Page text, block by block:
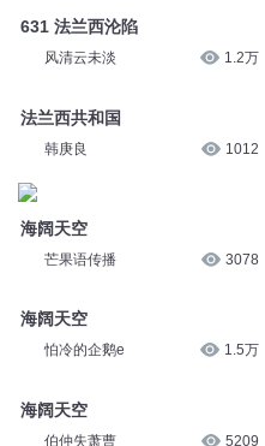
631 法兰西沦陷
风清云未淡 1.2万
法兰西共和国
韩庚良 1012
海阔天空
芒果语传播 3078
海阔天空
怕冷的企鹅e 1.5万
海阔天空
伯仲失萧曹 5209